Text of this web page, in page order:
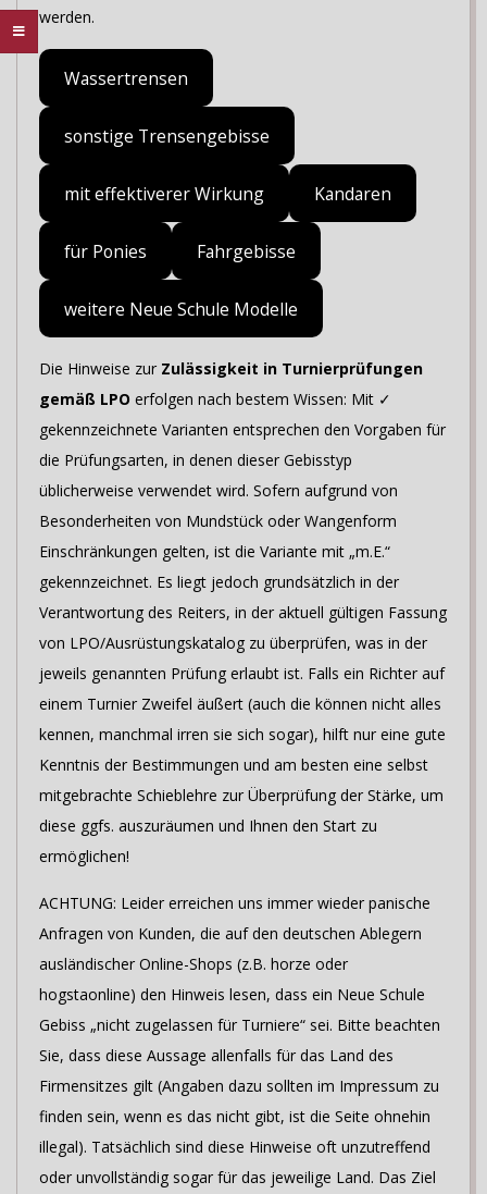
werden.
Wassertrensen
sonstige Trensengebisse
mit effektiverer Wirkung Kandaren
für Ponies Fahrgebisse
weitere Neue Schule Modelle
Die Hinweise zur Zulässigkeit in Turnierprüfungen
gemäß LPO erfolgen nach bestem Wissen: Mit ✓
gekennzeichnete Varianten entsprechen den Vorgaben für
die Prüfungsarten, in denen dieser Gebisstyp
üblicherweise verwendet wird. Sofern aufgrund von
Besonderheiten von Mundstück oder Wangenform
Einschränkungen gelten, ist die Variante mit „m.E.“
gekennzeichnet. Es liegt jedoch grundsätzlich in der
Verantwortung des Reiters, in der aktuell gültigen Fassung
von LPO/Ausrüstungskatalog zu überprüfen, was in der
jeweils genannten Prüfung erlaubt ist. Falls ein Richter auf
einem Turnier Zweifel äußert (auch die können nicht alles
kennen, manchmal irren sie sich sogar), hilft nur eine gute
Kenntnis der Bestimmungen und am besten eine selbst
mitgebrachte Schieblehre zur Überprüfung der Stärke, um
diese ggfs. auszuräumen und Ihnen den Start zu
ermöglichen!
ACHTUNG: Leider erreichen uns immer wieder panische
Anfragen von Kunden, die auf den deutschen Ablegern
ausländischer Online-Shops (z.B. horze oder
hogstaonline) den Hinweis lesen, dass ein Neue Schule
Gebiss „nicht zugelassen für Turniere“ sei. Bitte beachten
Sie, dass diese Aussage allenfalls für das Land des
Firmensitzes gilt (Angaben dazu sollten im Impressum zu
finden sein, wenn es das nicht gibt, ist die Seite ohnehin
illegal). Tatsächlich sind diese Hinweise oft unzutreffend
oder unvollständig sogar für das jeweilige Land. Das Ziel